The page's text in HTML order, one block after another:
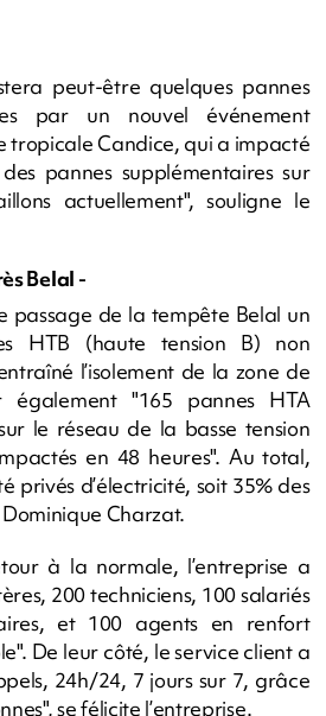
peut-être quelques pannes
par un nouvel événement
tropicale Candice, qui a impacté
pannes supplémentaires sur
actuellement", souligne le
Belal -
passage de la tempête Belal un
HTB (haute tension B) non
l’isolement de la zone de
également "165 pannes HTA
le réseau de la basse tension
en 48 heures". Au total,
privés d’électricité, soit 35% des
Charzat.
à la normale, l’entreprise a
200 techniciens, 100 salariés
et 100 agents en renfort
De leur côté, le service client a
24h/24, 7 jours sur 7, grâce
se félicite l’entreprise.